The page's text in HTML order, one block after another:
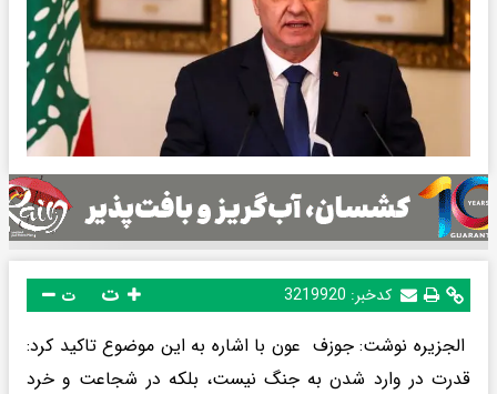
کدخبر: 3219920 ت
الجزیره نوشت: جوزف عون با اشاره به این موضوع تاکید کرد:
قدرت در وارد شدن به جنگ نیست، بلکه در شجاعت و خرد